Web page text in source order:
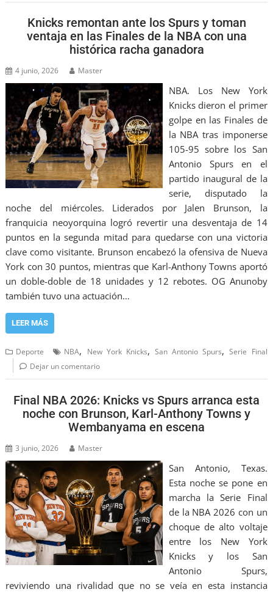
Knicks remontan ante los Spurs y toman
ventaja en las Finales de la NBA con una
histórica racha ganadora
4 junio, 2026 Master
NBA. Los New York
Knicks dieron el primer
golpe en las Finales de
la NBA tras imponerse
105-95 sobre los San
Antonio Spurs en el
partido inaugural de la
serie, disputado la
noche del miércoles. Liderados por Jalen Brunson, la
franquicia neoyorquina logró revertir una desventaja de 14
puntos en la segunda mitad para quedarse con una victoria
clave como visitante. Brunson encabezó la ofensiva de Nueva
York con 30 puntos, mientras que Karl-Anthony Towns aportó
un doble-doble de 18 unidades y 12 rebotes. OG Anunoby
también tuvo una actuación…
LEER MÁS
Deporte NBA, New York Knicks,San Antonio Spurs,Serie Final
Dejar un comentario
Final NBA 2026: Knicks vs Spurs arranca esta
noche con Brunson, Karl-Anthony Towns y
Wembanyama en escena
3 junio, 2026 Master
San Antonio, Texas.
Esta noche se pone en
marcha la Serie Final
de la NBA 2026 con un
choque de alto voltaje
entre los New York
Knicks y los San
Antonio Spurs,
reviviendo una rivalidad que no se veía en esta instancia